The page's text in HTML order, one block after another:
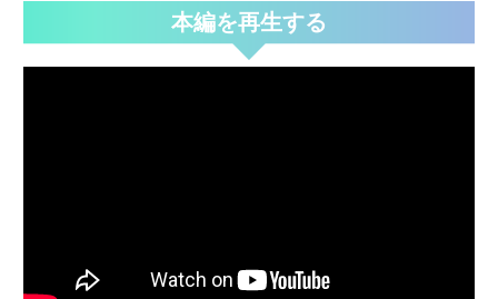
本編を再生する